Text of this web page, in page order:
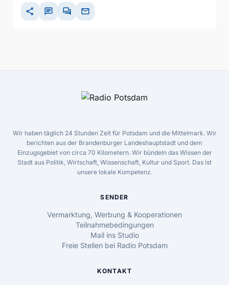
share chat forum mail
Wir haben täglich 24 Stunden Zeit für Potsdam und die Mittelmark. Wir
berichten aus der Brandenburger Landeshauptstadt und dem
Einzugsgebiet von circa 70 Kilometern. Wir bündeln das Wissen der
Stadt aus Politik, Wirtschaft, Wissenschaft, Kultur und Sport. Das ist
unsere lokale Kompetenz.
SENDER
Vermarktung, Werbung & Kooperationen
Teilnahmebedingungen
Mail ins Studio
Freie Stellen bei Radio Potsdam
KONTAKT